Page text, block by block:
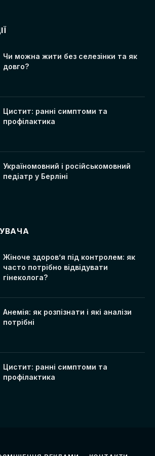
Чи можна жити без селезінки та як
довго?
Цистит: ранні симптоми та
профілактика
Україномовний і російськомовний
педіатр у Берліні
Жіноче здоров’я під контролем: як
часто потрібно відвідувати
гінеколога?
Анемія: як розпізнати і які аналізи
потрібні
Цистит: ранні симптоми та
профілактика